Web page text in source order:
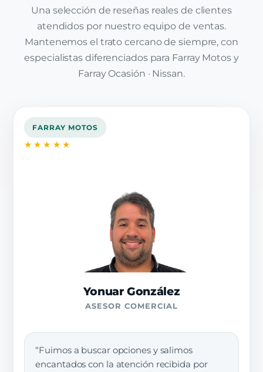
Una selección de reseñas reales de clientes
atendidos por nuestro equipo de ventas.
Mantenemos el trato cercano de siempre, con
especialistas diferenciados para Farray Motos y
Farray Ocasión · Nissan.
FARRAY MOTOS
★★★★★
Yonuar González
ASESOR COMERCIAL
“Fuimos a buscar opciones y salimos
encantados con la atención recibida por